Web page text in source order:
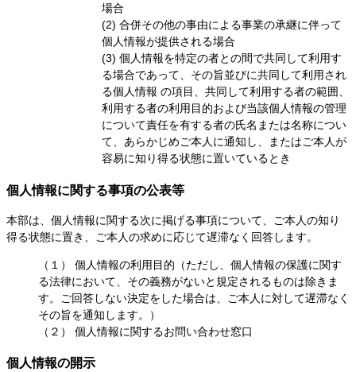
場合
(2) 合併その他の事由による事業の承継に伴って
個人情報が提供される場合
(3) 個人情報を特定の者との間で共同して利用す
る場合であって、その旨並びに共同して利用され
る個人情報 の項目、共同して利用する者の範囲、
利用する者の利用目的および当該個人情報の管理
について責任を有する者の氏名または名称につい
て、あらかじめご本人に通知し、またはご本人が
容易に知り得る状態に置いているとき
個人情報に関する事項の公表等
本部は、個人情報に関する次に掲げる事項について、ご本人の知り
得る状態に置き、ご本人の求めに応じて遅滞なく回答します。
（１） 個人情報の利用目的（ただし、個人情報の保護に関す
る法律において、その義務がないと規定されるものは除きま
す。ご回答しない決定をした場合は、ご本人に対して遅滞なく
その旨を通知します。）
（２） 個人情報に関するお問い合わせ窓口
個人情報の開示